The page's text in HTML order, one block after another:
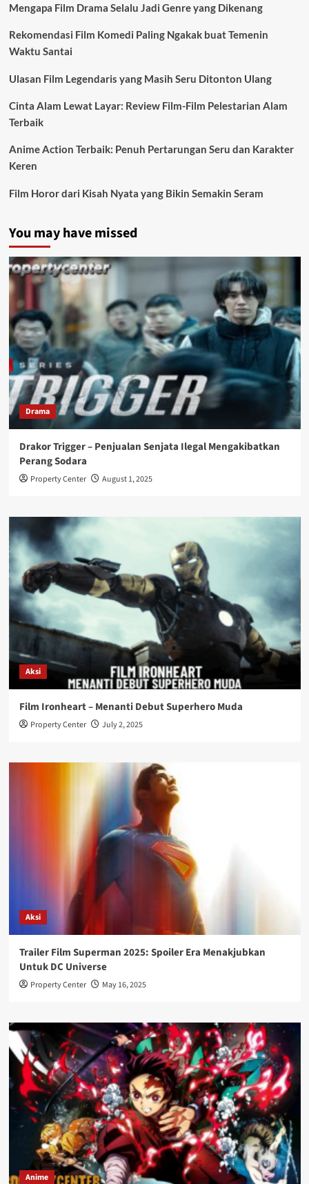
Mengapa Film Drama Selalu Jadi Genre yang Dikenang
Rekomendasi Film Komedi Paling Ngakak buat Temenin
Waktu Santai
Ulasan Film Legendaris yang Masih Seru Ditonton Ulang
Cinta Alam Lewat Layar: Review Film-Film Pelestarian Alam
Terbaik
Anime Action Terbaik: Penuh Pertarungan Seru dan Karakter
Keren
Film Horor dari Kisah Nyata yang Bikin Semakin Seram
You may have missed
Drama
Drakor Trigger – Penjualan Senjata Ilegal Mengakibatkan
Perang Sodara
Property Center August 1, 2025
Aksi
Film Ironheart – Menanti Debut Superhero Muda
Property Center July 2, 2025
Aksi
Trailer Film Superman 2025: Spoiler Era Menakjubkan
Untuk DC Universe
Property Center May 16, 2025
Anime